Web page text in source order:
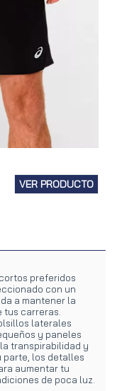
VER PRODUCTO
preferidos
con un
a mantener la
carreras.
laterales
y paneles
transpirabilidad y
parte, los detalles
aumentar tu
de poca luz.